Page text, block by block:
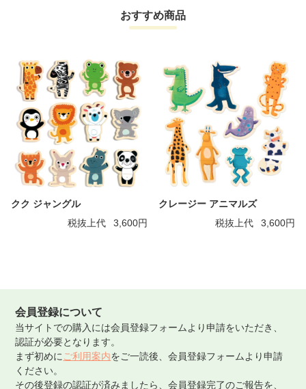
おすすめ商品
クク ジャングル
税抜上代
3,600円
クレージー アニマルズ
税抜上代
3,600円
会員登録について
当サイトでの購入には会員登録フォームより申請をいただき、
認証が必要となります。
まず初めに ご利用案内をご一読後、会員登録フォームより申請
ください。
その後登録の認証が済みましたら、会員登録完了のご報告を、